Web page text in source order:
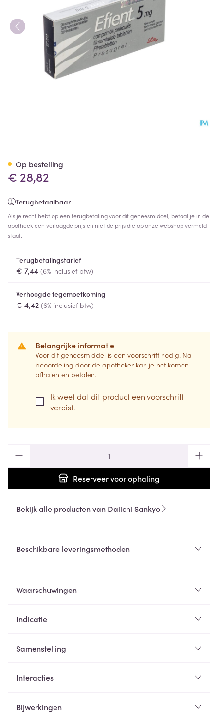
€ 28,82
Terugbetaalbaar
Als je recht hebt op een terugbetaling voor dit geneesmiddel, betaal je in de
apotheek een verlaagde prijs en niet de prijs die op onze webshop vermeld
staat.
Terugbetalingstarief
€ 7,44 (6% inclusief btw)
Verhoogde tegemoetkoming
€ 4,42 (6% inclusief btw)
Belangrijke informatie
Voor dit geneesmiddel is een voorschrift nodig. Na
beoordeling door de apotheker kan je het komen
afhalen en betalen.
Ik weet dat dit product een voorschrift
vereist.
Reserveervoor ophaling
Op bestelling
Bekijk alle producten van Daiichi Sankyo
Beschikbare leveringsmethoden
Waarschuwingen
Indicatie
Samenstelling
Interacties
Bijwerkingen